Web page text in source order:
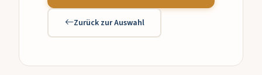
Zurück zur Auswahl